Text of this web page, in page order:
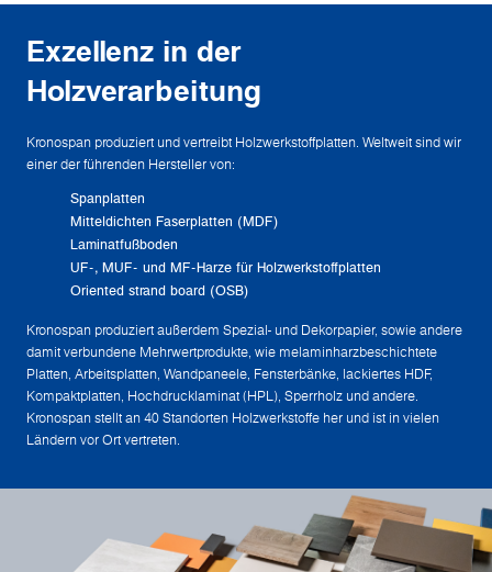
Exzellenz in der
Holzverarbeitung
Kronospan produziert und vertreibt Holzwerkstoffplatten. Weltweit sind wir
einer der führenden Hersteller von:
Spanplatten
Mitteldichten Faserplatten (MDF)
Laminatfußboden
UF-, MUF- und MF-Harze für Holzwerkstoffplatten
Oriented strand board (OSB)
Kronospan produziert außerdem Spezial- und Dekorpapier, sowie andere
damit verbundene Mehrwertprodukte, wie melaminharzbeschichtete
Platten, Arbeitsplatten, Wandpaneele, Fensterbänke, lackiertes HDF,
Kompaktplatten, Hochdrucklaminat (HPL), Sperrholz und andere.
Kronospan stellt an 40 Standorten Holzwerkstoffe her und ist in vielen
Ländern vor Ort vertreten.